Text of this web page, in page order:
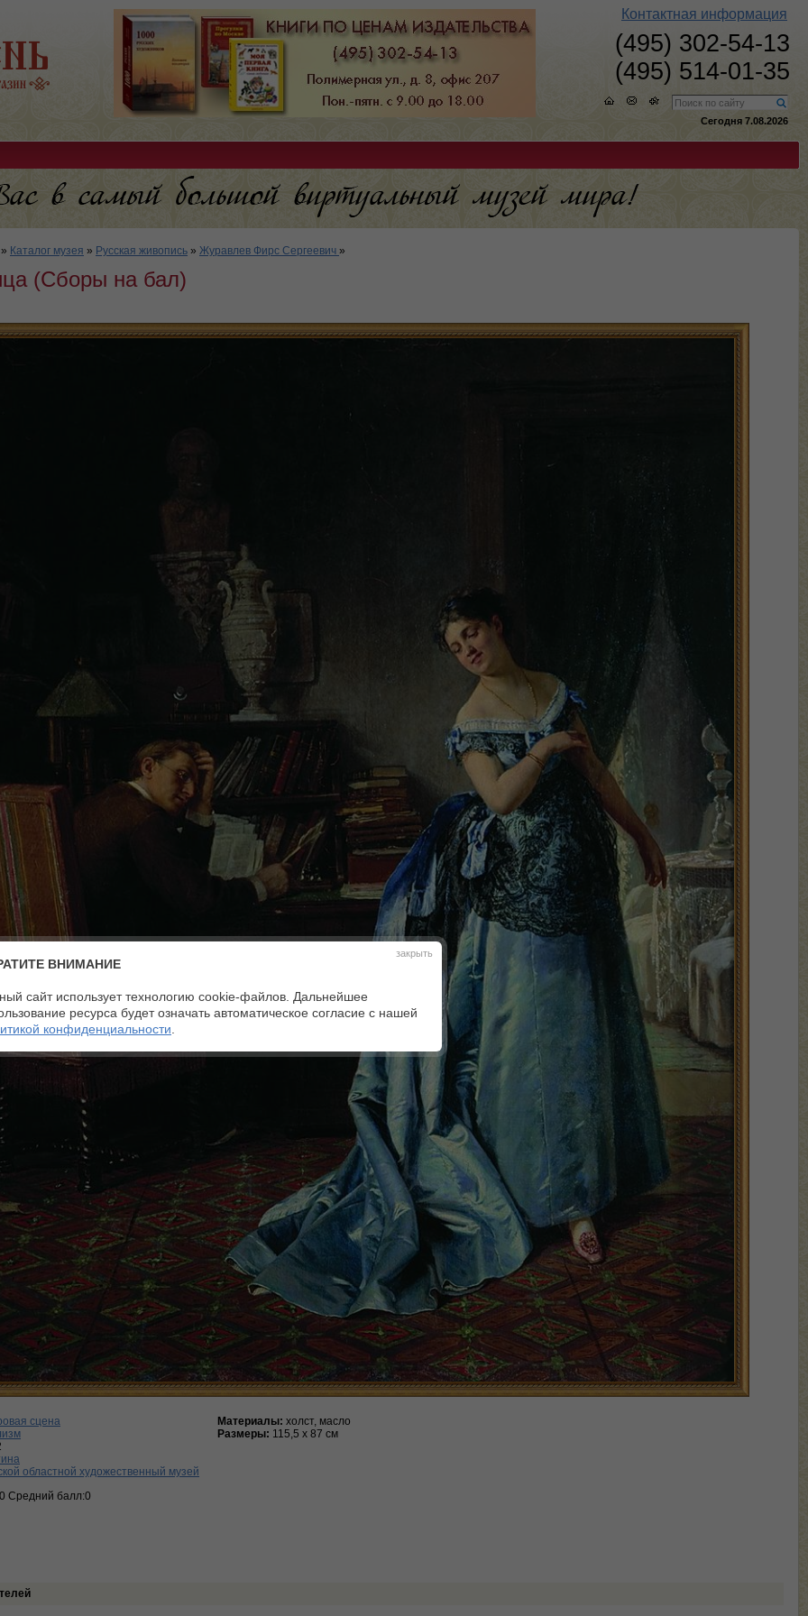
Контактная информация
(495) 302-54-13
(495) 514-01-35
Сегодня 7.08.2026
Каталог музея » Русская живопись » Журавлев Фирс Сергеевич »
(Сборы на бал)
сцена
областной художественный музей
Средний балл:0
Материалы: холст, масло
Размеры: 115,5 х 87 см
закрыть
ВНИМАНИЕ
сайт использует технологию cookie-файлов. Дальнейшее
ресурса будет означать автоматическое согласие с нашей
конфиденциальности